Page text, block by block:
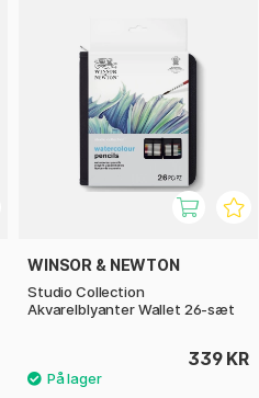
WINSOR & NEWTON
Studio Collection
Akvarelblyanter Wallet 26-sæt
339 KR